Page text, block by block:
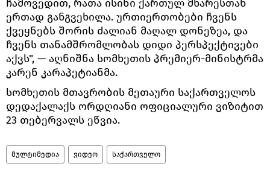
ჩამოვედით, რათა ისინი ქართულ მხარესთან
ერთად განგვეხილა. ურთიერთობები ჩვენს
ქვეყნებს შორის ძალიან მაღალ დონეზეა, და
ჩვენს თანამშრომლობას დიდი პერსპექტივები
აქვს", — აღნიშნა სომხეთის პრემიერ-მინისტრმა
კარენ კარაპეტიანმა.
სომხეთის მთავრობის მეთაური საქართველოს
დედაქალაქს ორდღიანი ოფიციალური ვიზიტით
23 თებერვალს ეწვია.
მულტიმედია ვიდეო საქართველო